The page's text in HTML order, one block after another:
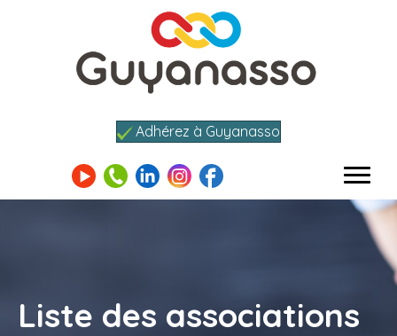
Adhérez à Guyanasso
Liste des associations